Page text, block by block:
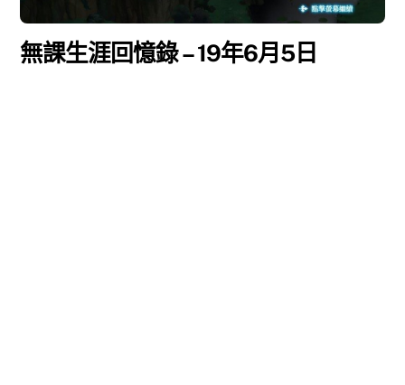
無課生涯回憶錄 – 19年6月5日